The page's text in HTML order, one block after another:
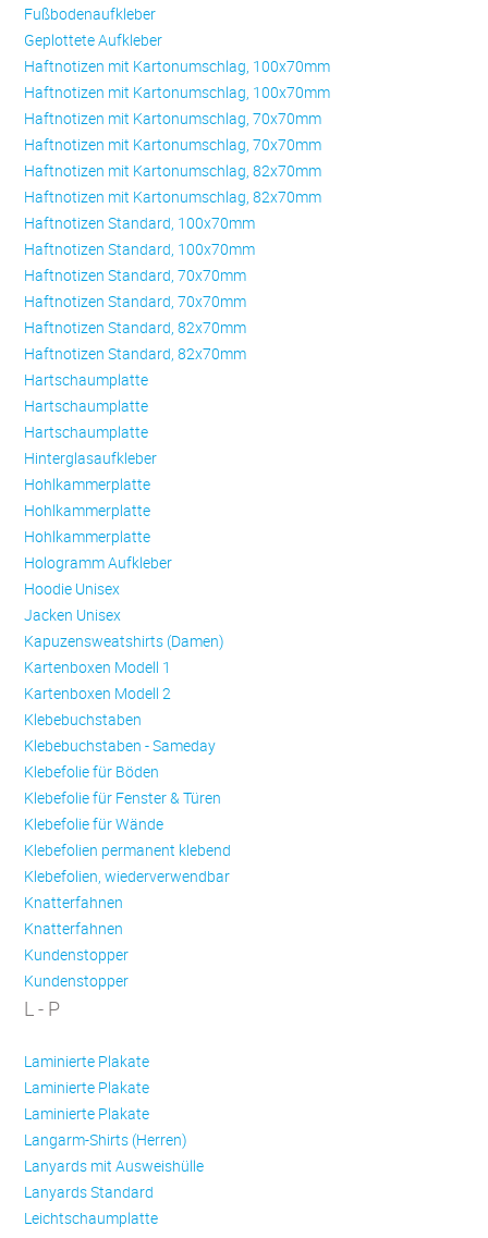
Fußbodenaufkleber
Geplottete Aufkleber
Haftnotizen mit Kartonumschlag, 100x70mm
Haftnotizen mit Kartonumschlag, 100x70mm
Haftnotizen mit Kartonumschlag, 70x70mm
Haftnotizen mit Kartonumschlag, 70x70mm
Haftnotizen mit Kartonumschlag, 82x70mm
Haftnotizen mit Kartonumschlag, 82x70mm
Haftnotizen Standard, 100x70mm
Haftnotizen Standard, 100x70mm
Haftnotizen Standard, 70x70mm
Haftnotizen Standard, 70x70mm
Haftnotizen Standard, 82x70mm
Haftnotizen Standard, 82x70mm
Hartschaumplatte
Hartschaumplatte
Hartschaumplatte
Hinterglasaufkleber
Hohlkammerplatte
Hohlkammerplatte
Hohlkammerplatte
Hologramm Aufkleber
Hoodie Unisex
Jacken Unisex
Kapuzensweatshirts (Damen)
Kartenboxen Modell 1
Kartenboxen Modell 2
Klebebuchstaben
Klebebuchstaben - Sameday
Klebefolie für Böden
Klebefolie für Fenster & Türen
Klebefolie für Wände
Klebefolien permanent klebend
Klebefolien, wiederverwendbar
Knatterfahnen
Knatterfahnen
Kundenstopper
Kundenstopper
L - P
Laminierte Plakate
Laminierte Plakate
Laminierte Plakate
Langarm-Shirts (Herren)
Lanyards mit Ausweishülle
Lanyards Standard
Leichtschaumplatte